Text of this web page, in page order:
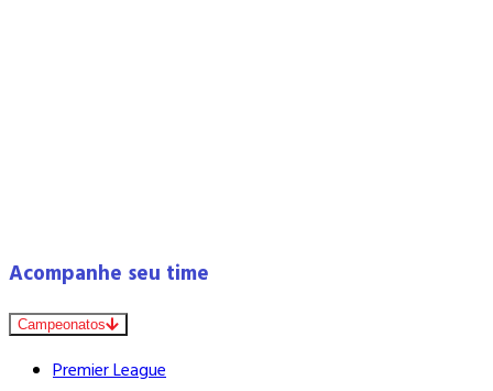
Acompanhe seu time
Campeonatos
Premier League